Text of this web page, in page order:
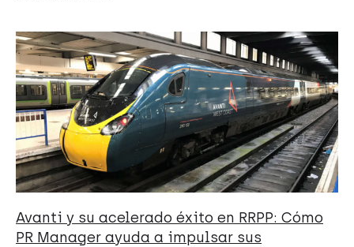
Avanti y su acelerado éxito en RRPP: Cómo
PR Manager ayuda a impulsar sus